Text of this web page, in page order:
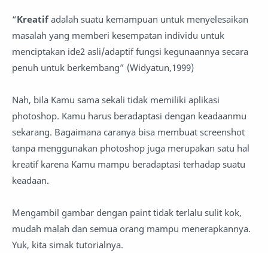
“Kreatifadalah suatu kemampuan untuk menyelesaikan
masalah yang memberi kesempatan individu untuk
menciptakan ide2 asli/adaptif fungsi kegunaannya secara
penuh untuk berkembang” (Widyatun,1999)
Nah, bila Kamu sama sekali tidak memiliki aplikasi
photoshop. Kamu harus beradaptasi dengan keadaanmu
sekarang. Bagaimana caranya bisa membuat screenshot
tanpa menggunakan photoshop juga merupakan satu hal
kreatif karena Kamu mampu beradaptasi terhadap suatu
keadaan.
Mengambil gambar dengan paint tidak terlalu sulit kok,
mudah malah dan semua orang mampu menerapkannya.
Yuk, kita simak tutorialnya.